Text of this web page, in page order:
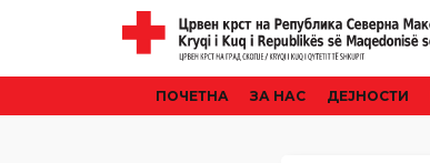
ПОЧЕТНА ЗА НАС ДЕЈНОСТИ